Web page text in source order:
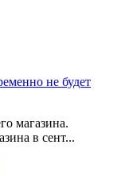
не будет
магазина.
в сент...